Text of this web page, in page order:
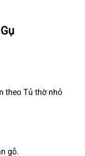
theo Tủ thờ nhỏ
gỗ.